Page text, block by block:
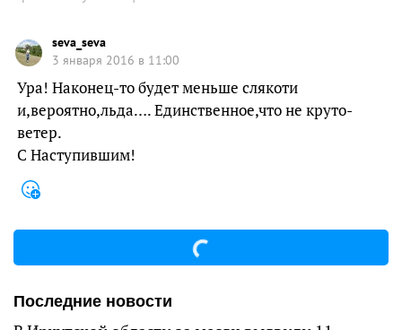
seva_seva
3 января 2016 в 11:00
Ура! Наконец-то будет меньше слякоти
и,вероятно,льда…. Единственное,что не круто-
ветер.
С Наступившим!
Последние новости